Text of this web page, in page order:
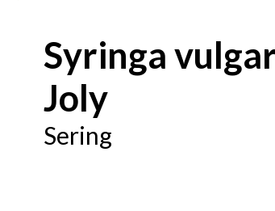
Syringa
Joly
Sering